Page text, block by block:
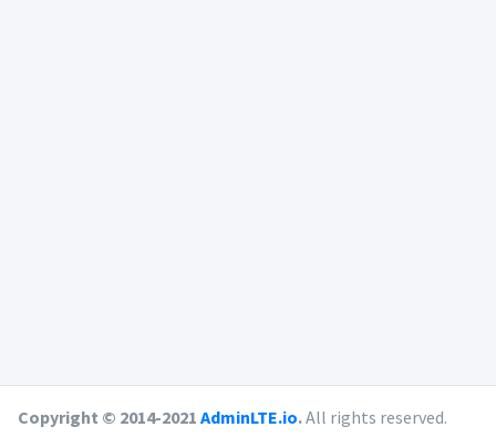
Copyright © 2014-2021 AdminLTE.io.All rights reserved.